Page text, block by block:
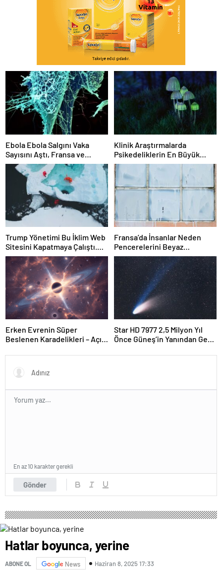
Ebola Ebola Salgını Vaka
Sayısını Aştı, Fransa ve
Uganda’da Tespit Edildi
Klinik Araştırmalarda
Psikedeliklerin En Büyük
Etkisi Gözden Kaçıyor
Olabilir: İnsanların
Hedeflerini, Değerlerini,
Kariyerlerini ve İlişkilerini
Değiştiriyor Gibi
Görünüyorlar
Trump Yönetimi Bu İklim Web
Sitesini Kapatmaya Çalıştı.
Bilim Adamları Onu Tekrar
Çevrimiçi Hale Getirdi
Fransa’da İnsanlar Neden
Pencerelerini Beyaz
Tebeşirle Boyuyor?
Erken Evrenin Süper
Beslenen Karadelikleri – Açık
Star HD 7977 2,5 Milyon Yıl
Önce Güneş’in Yanından Geçti
Yıldızlardaki Rahatsızlığı
Gönder
En az 10 karakter gerekli
Hatlar boyunca, yerine
ABONE OL News Haziran 8, 2025 17:33